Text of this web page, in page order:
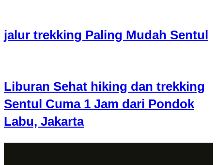
jalur trekking Paling Mudah Sentul
Liburan Sehat hiking dan trekking
Sentul Cuma 1 Jam dari Pondok
Labu, Jakarta